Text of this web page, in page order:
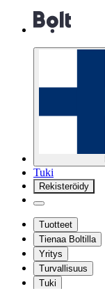
Tuki
Rekisteröidy
Tuotteet
Tienaa Boltilla
Yritys
Turvallisuus
Tuki